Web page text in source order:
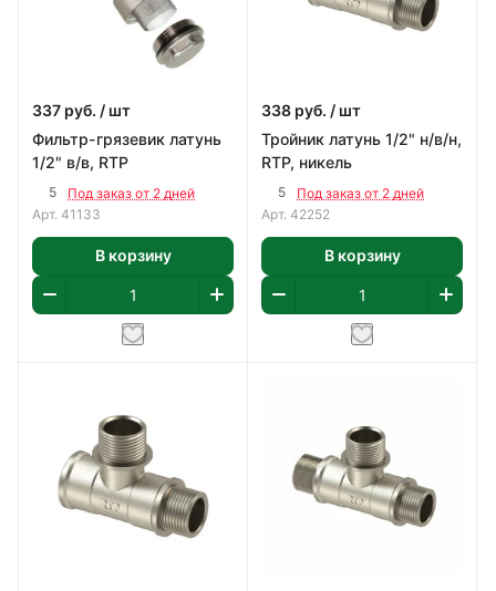
337 руб. / шт
Фильтр-грязевик латунь
1/2" в/в, RTP
5
Под заказ от 2 дней
Арт. 41133
В корзину
338 руб. / шт
Тройник латунь 1/2" н/в/н,
RTP, никель
5
Под заказ от 2 дней
Арт. 42252
В корзину